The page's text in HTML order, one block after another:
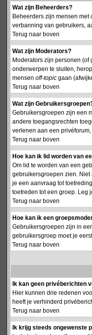
Wat zijn Beheerders?
Beheerders zijn mensen
verbanning van gebruikers,
Terug naar boven
Wat zijn Moderators?
Moderators zijn personen
onderwerpen te sluiten,
mensen off-topic gaan
Terug naar boven
Wat zijn
Gebruikersgroepen zijn een
andere toegangsrechten
verlenen aan een privéforum,
Terug naar boven
Hoe kan ik lid worden van
Om lid te worden van een
gebruikersgroepen zien.
je een aanvraag tot
toetreden tot een groep. Leg
Terug naar boven
Hoe kan ik een
Gebruikersgroepen zijn in
gebruikersgroep moet je
Terug naar boven
Ik kan geen privéberichten
Hier kunnen drie redenen
heeft je verhinderd
Terug naar boven
Ik krijg steeds ongewenste